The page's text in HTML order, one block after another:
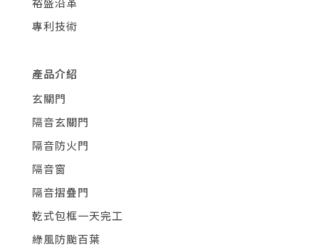
專利技術
產品介紹
玄關門
隔音玄關門
隔音防火門
隔音窗
隔音摺疊門
乾式包框一天完工
綠風防颱百葉